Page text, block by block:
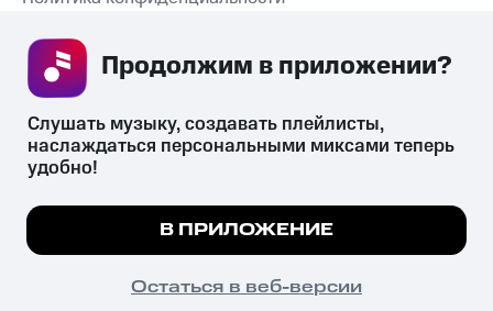
СКАЧАТЬ ПРИЛОЖЕНИЕ
психотропных веществ, их аналогов причиняет вред здоровью,
их незаконный оборот запрещён и влечёт установленную
законодательством ответственность.
© 2026 ООО «КИОН».
Все права защищены
Мы используем куки, чтобы на сайте все
Подробнее
ПОНЯТНО
Слушать музыку, создавать плейлисты,
наслаждаться персональными миксами теперь
удобно!
В ПРИЛОЖЕНИЕ
Остаться в веб-версии